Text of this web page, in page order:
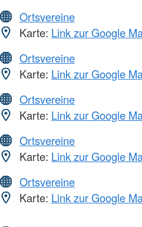
Ortsvereine
Karte: Link zur Google
Ortsvereine
Karte: Link zur Google
Ortsvereine
Karte: Link zur Google
Ortsvereine
Karte: Link zur Google
Ortsvereine
Karte: Link zur Google